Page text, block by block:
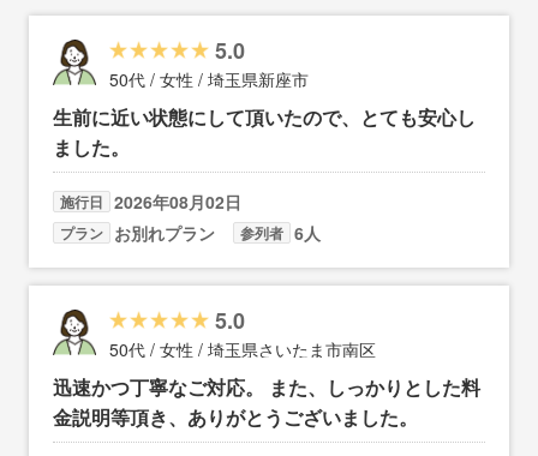
5.0
50代 / 女性 / 埼玉県新座市
生前に近い状態にして頂いたので、とても安心し
ました。
施行日 2026年08月02日
プラン お別れプラン 参列者 6人
5.0
50代 / 女性 / 埼玉県さいたま市南区
迅速かつ丁寧なご対応。 また、しっかりとした料
金説明等頂き、ありがとうございました。